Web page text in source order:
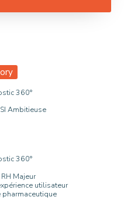
360°
Ambitieuse
360°
Majeur
utilisateur